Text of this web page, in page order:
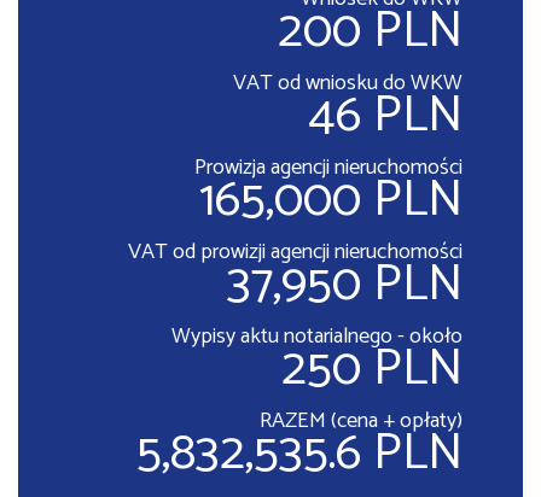
200 PLN
VAT od wniosku do WKW
46 PLN
Prowizja agencji nieruchomości
165,000 PLN
VAT od prowizji agencji nieruchomości
37,950 PLN
Wypisy aktu notarialnego - około
250 PLN
RAZEM (cena + opłaty)
5,832,535.6 PLN